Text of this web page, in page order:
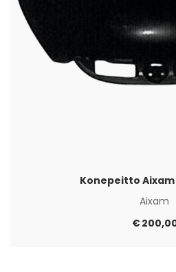
Konepeitto Aixam
Aixam
€